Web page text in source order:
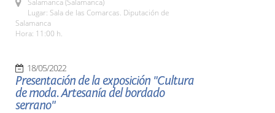
Salamanca (Salamanca)
Lugar: Sala de las Comarcas. Diputación de
Salamanca
Hora: 11:00 h.
18/05/2022
Presentación de la exposición "Cultura
de moda. Artesanía del bordado
serrano"